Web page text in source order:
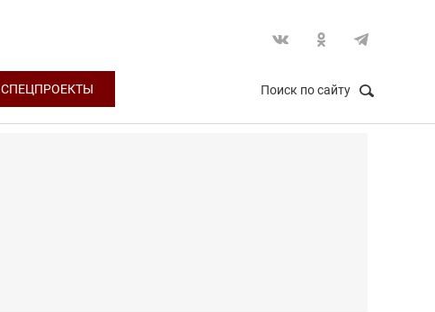
СПЕЦПРОЕКТЫ Поиск по сайту